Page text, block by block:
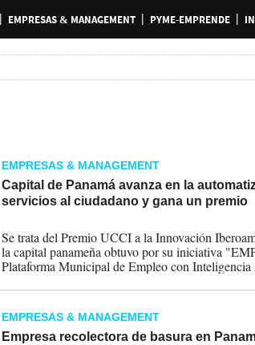
EMPRESAS & MANAGEMENT PYME-EMPRENDE
EMPRESAS & MANAGEMENT
Capital de Panamá avanza en la
servicios al ciudadano y gana un premio
Se trata del Premio UCCI a la Innovación
la capital panameña obtuvo por su iniciativa
Plataforma Municipal de Empleo con
público de empleo gestionado directamente por
sin intermediarios".
EMPRESAS & MANAGEMENT
Empresa recolectora de basura en